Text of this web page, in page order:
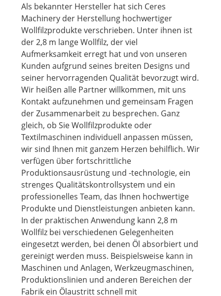
Als bekannter Hersteller hat sich Ceres
Machinery der Herstellung hochwertiger
Wollfilzprodukte verschrieben. Unter ihnen ist
der 2,8 m lange Wollfilz, der viel
Aufmerksamkeit erregt hat und von unseren
Kunden aufgrund seines breiten Designs und
seiner hervorragenden Qualität bevorzugt wird.
Wir heißen alle Partner willkommen, mit uns
Kontakt aufzunehmen und gemeinsam Fragen
der Zusammenarbeit zu besprechen. Ganz
gleich, ob Sie Wollfilzprodukte oder
Textilmaschinen individuell anpassen müssen,
wir sind Ihnen mit ganzem Herzen behilflich. Wir
verfügen über fortschrittliche
Produktionsausrüstung und -technologie, ein
strenges Qualitätskontrollsystem und ein
professionelles Team, das Ihnen hochwertige
Produkte und Dienstleistungen anbieten kann.
In der praktischen Anwendung kann 2,8 m
Wollfilz bei verschiedenen Gelegenheiten
eingesetzt werden, bei denen Öl absorbiert und
gereinigt werden muss. Beispielsweise kann in
Maschinen und Anlagen, Werkzeugmaschinen,
Produktionslinien und anderen Bereichen der
Fabrik ein Ölaustritt schnell mit